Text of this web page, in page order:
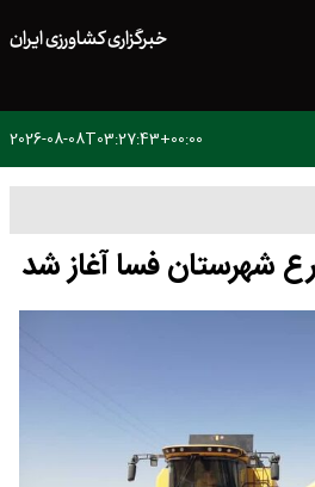
خبرگزاری کشاورزی ایران
2026-08-08T03:27:43+00:00
شهرستان فسا آغاز شد